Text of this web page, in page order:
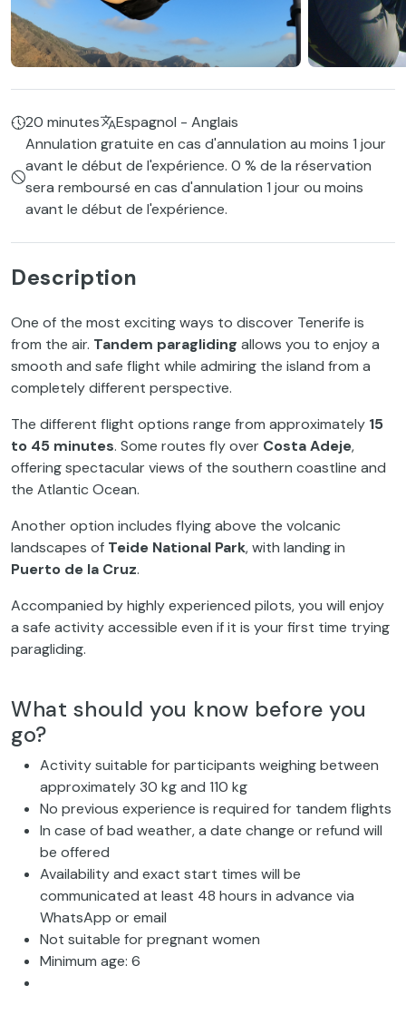
20 minutes
Espagnol - Anglais
Annulation gratuite en cas d'annulation au moins 1 jour
avant le début de l'expérience. 0 % de la réservation
sera remboursé en cas d'annulation 1 jour ou moins
avant le début de l'expérience.
Description
One of the most exciting ways to discover Tenerife is
from the air. Tandem paragliding allows you to enjoy a
smooth and safe flight while admiring the island from a
completely different perspective.
The different flight options range from approximately 15
to 45 minutes. Some routes fly over Costa Adeje,
offering spectacular views of the southern coastline and
the Atlantic Ocean.
Another option includes flying above the volcanic
landscapes of Teide National Park, with landing in
Puerto de la Cruz.
Accompanied by highly experienced pilots, you will enjoy
a safe activity accessible even if it is your first time trying
paragliding.
What should you know before you
go?
Activity suitable for participants weighing between
approximately 30 kg and 110 kg
No previous experience is required for tandem flights
In case of bad weather, a date change or refund will
be offered
Availability and exact start times will be
communicated at least 48 hours in advance via
WhatsApp or email
Not suitable for pregnant women
Minimum age: 6